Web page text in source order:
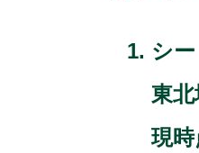
シ
東
現